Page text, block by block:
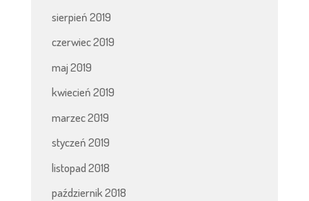
sierpień 2019
czerwiec 2019
maj 2019
kwiecień 2019
marzec 2019
styczeń 2019
listopad 2018
październik 2018